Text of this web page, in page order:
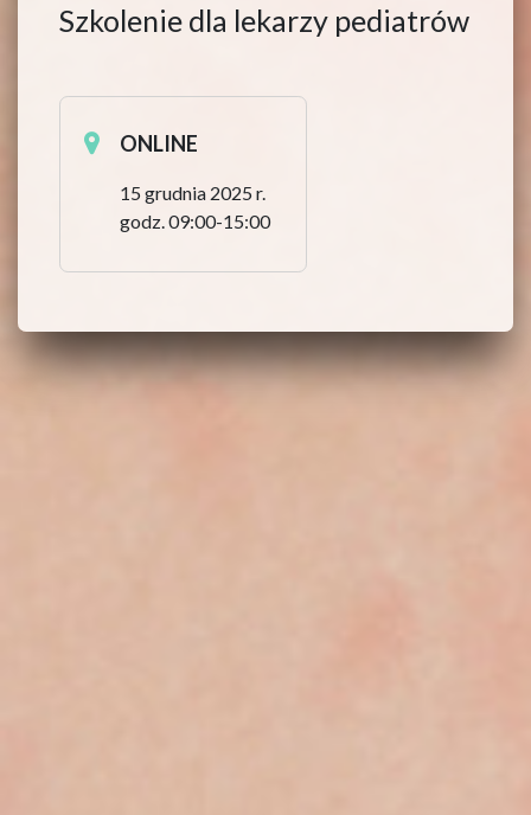
Szkolenie dla lekarzy pediatrów
ONLINE
15 grudnia 2025 r.
godz. 09:00-15:00